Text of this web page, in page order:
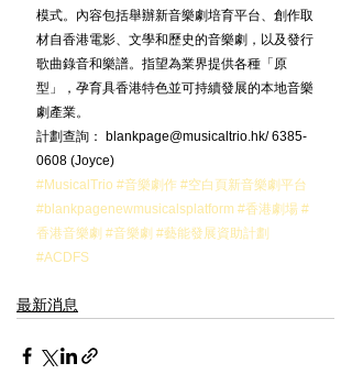
模式。內容包括舉辦新音樂劇培育平台、創作取
材自香港電影、文學和歷史的音樂劇，以及發行
歌曲錄音和樂譜。指望為業界提供各種「原
型」，孕育具香港特色並可持續發展的本地音樂
劇產業。
計劃查詢： blankpage@musicaltrio.hk/ 6385-
0608 (Joyce)
#MusicalTrio #音樂劇作 #空白頁新音樂劇平台
#blankpagenewmusicalsplatform #香港劇場 #
香港音樂劇 #音樂劇 #藝能發展資助計劃
#ACDFS
最新消息